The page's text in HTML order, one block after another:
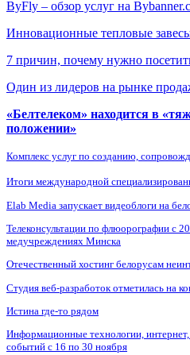
ByFly – обзор услуг на
Инновационные тепловые
7 причин, почему нужно
Один из лидеров на рынке
«Белтелеком» находится в
положении»
Комплекс услуг по созданию,
Итоги международной
Elab Media запускает видеоблоги на
Телеконсультации по флюорографии с
медучреждениях Минска
Отечественный хостинг белорусам
Студия веб-разработок отметилась на
Истина где-то рядом
Информационные технологии,
событий с 16 по 30 ноября